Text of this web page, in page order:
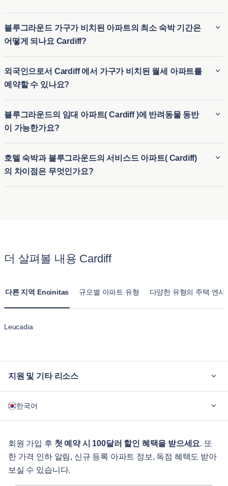
블루그라운드 가구가 비치된 아파트의 최소 숙박 기간은
어떻게 되나요 Cardiff?
간은 일반적으로 30 박 입니다. 따라서 가구가 완비된 장기 임
대 숙소( Cardiff )와 임시 숙소가 필요한 단기 숙소 옵션 모두에
이상적입니다. 블루그라운드는 이사 또는 장기 방문 등 다양한
체류 기간에 유연하게 대응할 수 있습니다.
외국인으로서 Cardiff 에서 가구가 비치된 월세 아파트를
예약할 수 있나요?
므로 외국인도 Cardiff 에서 월세 아파트를 쉽게 예약할 수 있습
니다. 비즈니스나 레저를 위해 Cardiff 에서 월세 아파트를 찾고
계신다면, 블루그라운드는 도시에 익숙하지 않은 분들에게 유
연하고 편리한 임시 주거 옵션을 제공합니다. 따라서 외국인이
나 여행객은 장기 계약 없이도 가구가 완비된 숙소에 쉽게 정착
할 수 있습니다.
블루그라운드의 임대 아파트( Cardiff )에 반려동물 동반
이 가능한가요?
친화적이어서 세입자가 반려동물을 동반할 수 있습니다.
Cardiff 의 반려동물 동반 가능 아파트는 공원 및 반려동물에게
적합한 기타 편의시설 근처에 위치한 숙소가 많아 반려동물과
호텔 숙박과 블루그라운드의 서비스드 아파트( Cardiff)
의 차이점은 무엇인가요?
낌보다는 집과 같은 느낌을 줍니다.
더 살펴볼 내용 Cardiff
다른 지역 Encinitas 규모별 아파트 유형 다양한 유형의 주택 엔시
Leucadia
지원 및 기타 리소스
기업용
게스트 서비스
도시 가이드
한국어
English
Português
회원 가입 후 첫 예약 시 100달러 할인 혜택을 받으세요. 또
한 가격 인하 알림, 신규 등록 아파트 정보, 독점 혜택도 받아
보실 수 있습니다.